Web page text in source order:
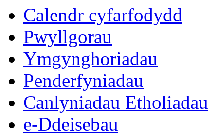
Calendr cyfarfodydd
Pwyllgorau
Ymgynghoriadau
Penderfyniadau
Canlyniadau Etholiadau
e-Ddeisebau